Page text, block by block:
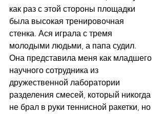
как раз с этой стороны площадки
была высокая тренировочная
стенка. Ася играла с тремя
молодыми людьми, а папа судил.
Она представила меня как младшего
научного сотрудника из
дружественной лаборатории
разделения смесей, который никогда
не брал в руки теннисной ракетки, но